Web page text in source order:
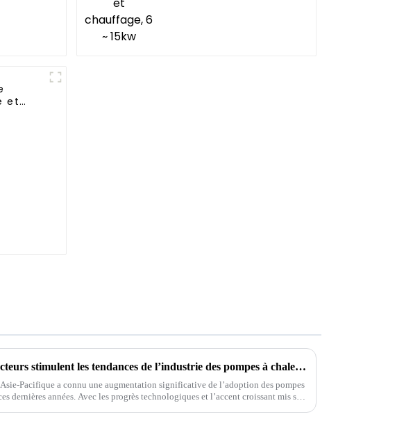
et
Quels facteurs stimulent les tendances de l’industrie des pompes à chaleur dans la région APAC ?
Pacifique a connu une augmentation significative de l’adoption des pompes
dernières années. Avec les progrès technologiques et l’accent croissant mis sur